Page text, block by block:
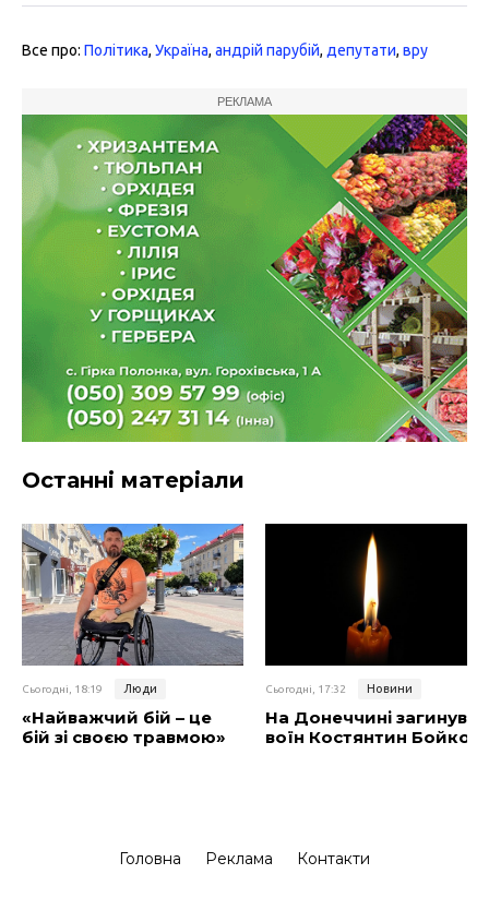
Все про: Політика, Україна, андрій парубій, депутати, вру
РЕКЛАМА
Останні матеріали
Сьогодні, 18:19 Люди
«Найважчий бій – це
бій зі своєю травмою»
Сьогодні, 17:32 Новини
На Донеччині загинув
воїн Костянтин Бойко
Головна Реклама Контакти